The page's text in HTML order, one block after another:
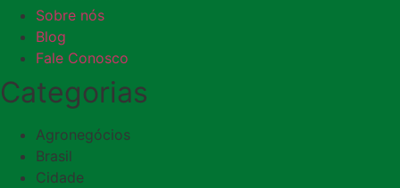
Sobre nós
Blog
Fale Conosco
Categorias
Agronegócios
Brasil
Cidade